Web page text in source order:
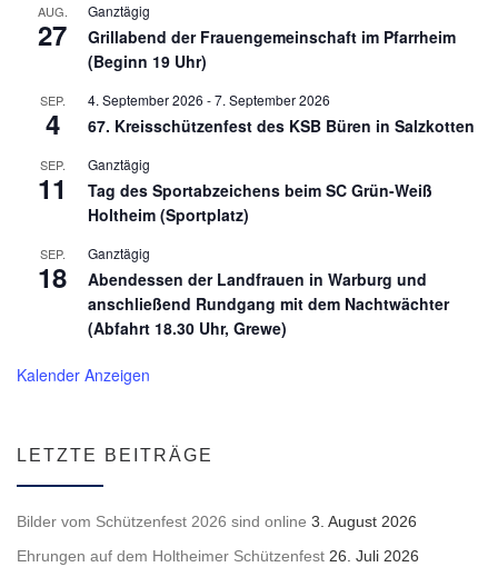
AUG.
27
Ganztägig
Grillabend der Frauengemeinschaft im Pfarrheim
(Beginn 19 Uhr)
SEP.
4
4. September 2026 -7. September 2026
67. Kreisschützenfest des KSB Büren in Salzkotten
SEP.
11
Ganztägig
Tag des Sportabzeichens beim SC Grün-Weiß
Holtheim (Sportplatz)
SEP.
18
Ganztägig
Abendessen der Landfrauen in Warburg und
anschließend Rundgang mit dem Nachtwächter
(Abfahrt 18.30 Uhr, Grewe)
Kalender Anzeigen
LETZTE BEITRÄGE
Bilder vom Schützenfest 2026 sind online 3. August 2026
Ehrungen auf dem Holtheimer Schützenfest 26. Juli 2026